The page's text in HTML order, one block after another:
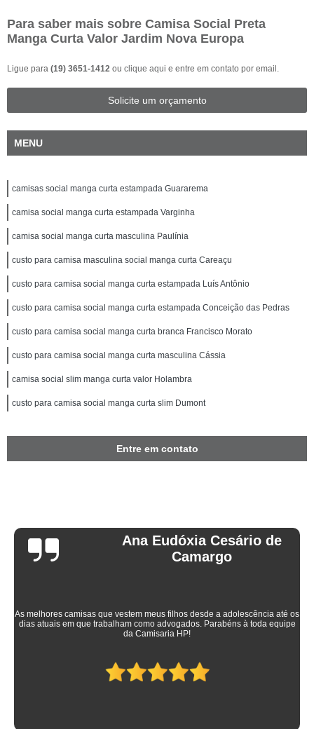
Para saber mais sobre Camisa Social Preta
Manga Curta Valor Jardim Nova Europa
Ligue para (19) 3651-1412 ou clique aqui e entre em contato por email.
Solicite um orçamento
MENU
camisas social manga curta estampada Guararema
camisa social manga curta estampada Varginha
camisa social manga curta masculina Paulínia
custo para camisa masculina social manga curta Careaçu
custo para camisa social manga curta estampada Luís Antônio
custo para camisa social manga curta estampada Conceição das Pedras
custo para camisa social manga curta branca Francisco Morato
custo para camisa social manga curta masculina Cássia
camisa social slim manga curta valor Holambra
custo para camisa social manga curta slim Dumont
Entre em contato
Ana Eudóxia Cesário de
Camargo
As melhores camisas que vestem meus filhos desde a adolescência até os
dias atuais em que trabalham como advogados. Parabéns à toda equipe
da Camisaria HP!